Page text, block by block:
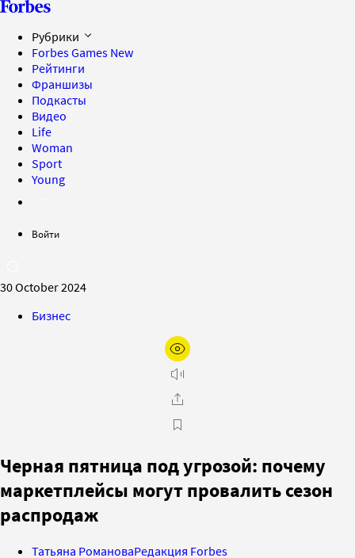
Рубрики
Forbes Games New
Рейтинги
Франшизы
Подкасты
Видео
Life
Woman
Sport
Young
Войти
30 October 2024
Бизнес
Черная пятница под угрозой: почему
маркетплейсы могут провалить сезон
распродаж
Татьяна РомановаРедакция Forbes